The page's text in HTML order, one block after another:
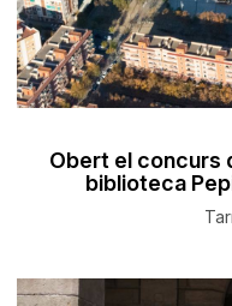
Obert el concurs
biblioteca